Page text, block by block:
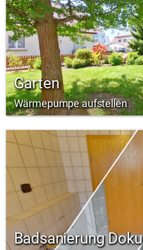
Garten
Wärmepumpe aufstellen
Badsanierung Doku